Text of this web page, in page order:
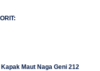
Maut Naga Geni 212